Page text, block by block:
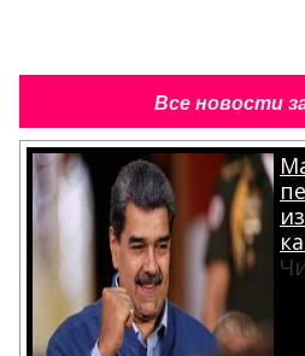
Все новости